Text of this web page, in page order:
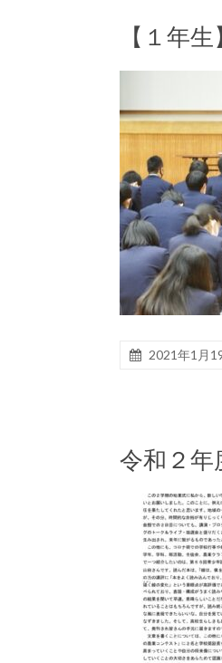
【１年
2021年1月
令和２年